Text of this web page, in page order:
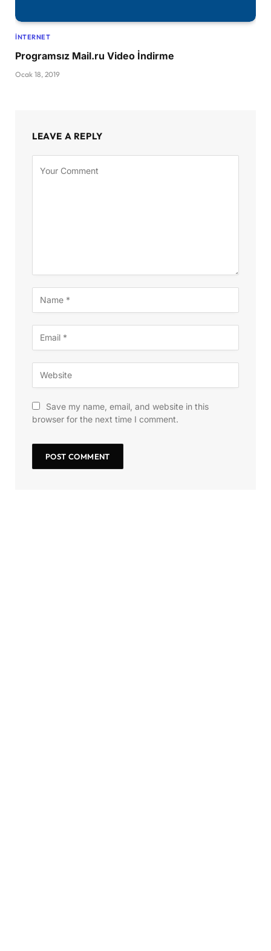
İNTERNET
Programsız Mail.ru Video İndirme
Ocak 18, 2019
LEAVE A REPLY
Save my name, email, and website in this
browser for the next time I comment.